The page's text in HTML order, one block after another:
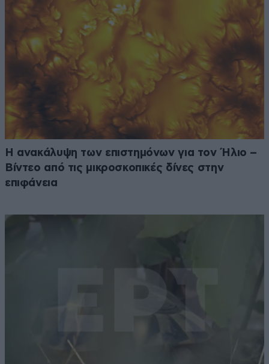
Η ανακάλυψη των επιστημόνων για τον Ήλιο –
Βίντεο από τις μικροσκοπικές δίνες στην
επιφάνεια